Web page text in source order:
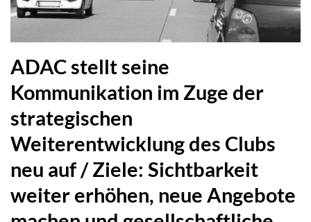
ADAC stellt seine
Kommunikation im Zuge der
strategischen
Weiterentwicklung des Clubs
neu auf / Ziele: Sichtbarkeit
weiter erhöhen, neue Angebote